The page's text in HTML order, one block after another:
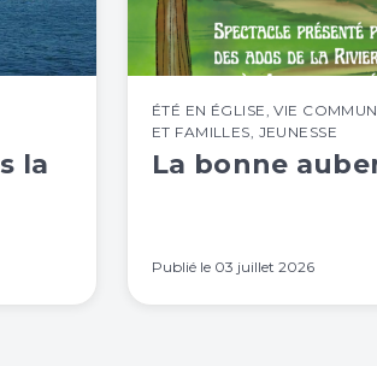
la
ÉTÉ EN ÉGLISE ,VIE
ET FAMILLES JEUNESSE
La bonne
Publié le 03 juillet 2026